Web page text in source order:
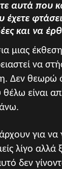
αυτά που
έχετε
και να
μιας
να
Δεν θεωρώ
είναι
για να
λίγο αλλά
δεν